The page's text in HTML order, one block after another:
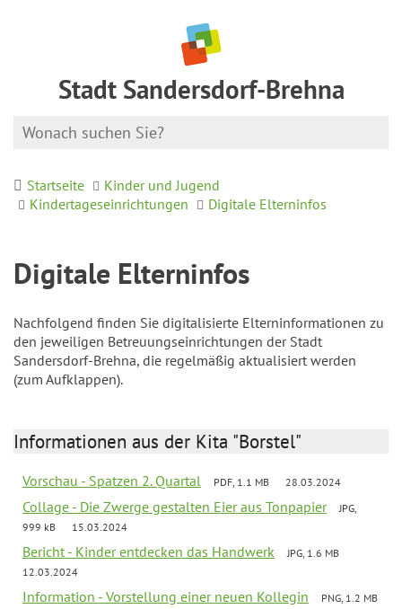
Stadt Sandersdorf-Brehna
Startseite
Kinder und Jugend
Kindertageseinrichtungen
Digitale Elterninfos
Digitale Elterninfos
Nachfolgend finden Sie digitalisierte Elterninformationen zu
den jeweiligen Betreuungseinrichtungen der Stadt
Sandersdorf-Brehna, die regelmäßig aktualisiert werden
(zum Aufklappen).
Informationen aus der Kita "Borstel"
Vorschau - Spatzen 2. Quartal PDF, 1.1 MB 28.03.2024
Collage - Die Zwerge gestalten Eier aus Tonpapier
JPG,
999 kB
15.03.2024
Bericht - Kinder entdecken das Handwerk
JPG, 1.6 MB
12.03.2024
Information - Vorstellung einer neuen Kollegin
PNG, 1.2 MB